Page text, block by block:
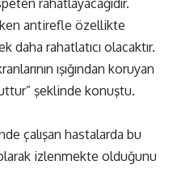
rahatlayacağıdır.
antirefle özellikte
daha rahatlatıcı olacaktır.
ışığından koruyan
şeklinde konuştu.
çalışan hastalarda bu
olarak izlenmekte olduğunu